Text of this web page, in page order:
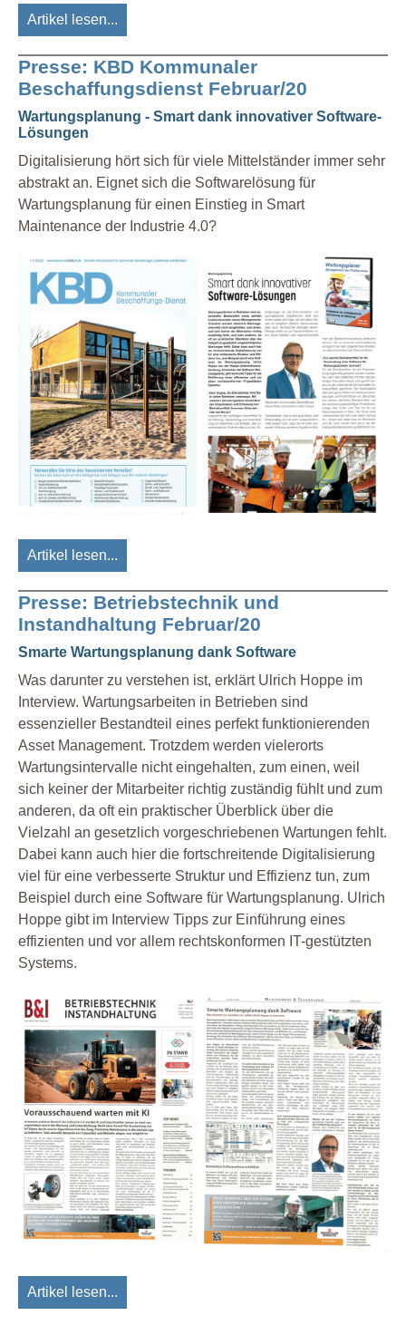
Artikel lesen...
Presse: KBD Kommunaler
Beschaffungsdienst Februar/20
Wartungsplanung - Smart dank innovativer Software-
Lösungen
Digitalisierung hört sich für viele Mittelständer immer sehr
abstrakt an. Eignet sich die Softwarelösung für
Wartungsplanung für einen Einstieg in Smart
Maintenance der Industrie 4.0?
Artikel lesen...
Presse: Betriebstechnik und
Instandhaltung Februar/20
Smarte Wartungsplanung dank Software
Was darunter zu verstehen ist, erklärt Ulrich Hoppe im
Interview. Wartungsarbeiten in Betrieben sind
essenzieller Bestandteil eines perfekt funktionierenden
Asset Management. Trotzdem werden vielerorts
Wartungsintervalle nicht eingehalten, zum einen, weil
sich keiner der Mitarbeiter richtig zuständig fühlt und zum
anderen, da oft ein praktischer Überblick über die
Vielzahl an gesetzlich vorgeschriebenen Wartungen fehlt.
Dabei kann auch hier die fortschreitende Digitalisierung
viel für eine verbesserte Struktur und Effizienz tun, zum
Beispiel durch eine Software für Wartungsplanung. Ulrich
Hoppe gibt im Interview Tipps zur Einführung eines
effizienten und vor allem rechtskonformen IT-gestützten
Systems.
Artikel lesen...